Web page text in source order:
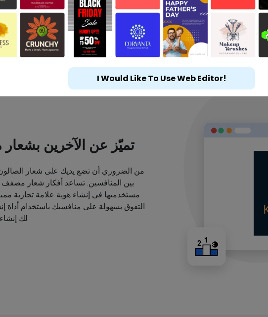
تميّز عن الآخرين
من الضروري أن تضع يديك على شعار
بين المنافسين. تساعد أفكار شعار مصفف
مستخدميها في إنشاء هوية علامة تجارية
التفوق بسهولة على منافسيك باستخدام أداة
لك
I Would Like To Use Web Editor!